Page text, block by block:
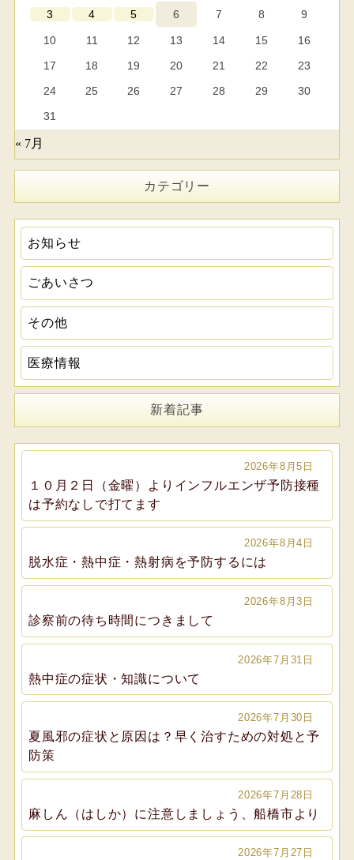
3 4 5 6 7 8 9
10 11 12 13 14 15
16
17
18 19 20 21 22
23
24
25 26 27 28 29
30
31
« 7月
カテゴリー
お知らせ
ごあいさつ
その他
医療情報
新着記事
2026年8月5日
１０月２日（金曜）よりインフルエンザ予防接種
は予約なしで打てます
2026年8月4日
脱水症・熱中症・熱射病を予防するには
2026年8月3日
診察前の待ち時間につきまして
2026年7月31日
熱中症の症状・知識について
2026年7月30日
夏風邪の症状と原因は？早く治すための対処と予
防策
2026年7月28日
麻しん（はしか）に注意しましょう、船橋市より
2026年7月27日